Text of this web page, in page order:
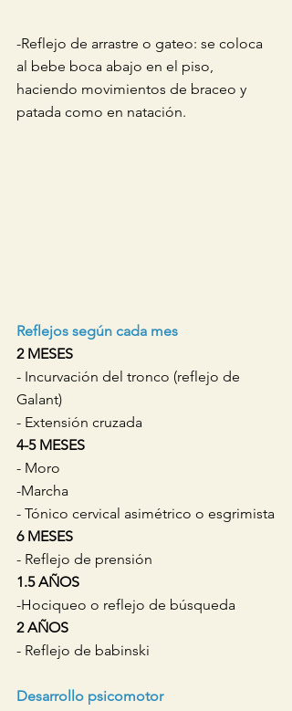
-Reflejo de arrastre o gateo: se coloca
al bebe boca abajo en el piso,
haciendo movimientos de braceo y
patada como en natación.
Reflejos según cada mes
2 MESES
- Incurvación del tronco (reflejo de
Galant)
- Extensión cruzada
4-5 MESES
- Moro
-Marcha
- Tónico cervical asimétrico o esgrimista
6 MESES
- Reflejo de prensión
1.5 AÑOS
-Hociqueo o reflejo de búsqueda
2 AÑOS
- Reflejo de babinski
Desarrollo psicomotor